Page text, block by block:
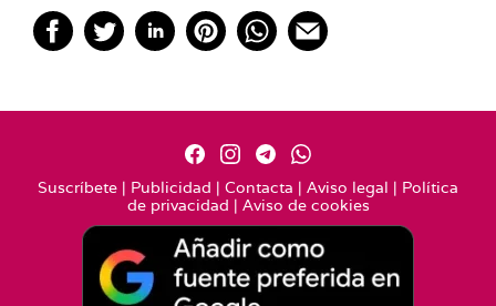
Suscríbete | Publicidad | Contacta | Aviso legal | Política
de privacidad | Aviso de cookies